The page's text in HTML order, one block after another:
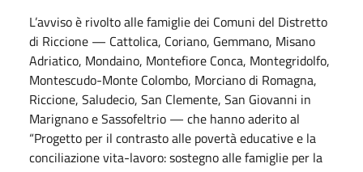
L’avviso è rivolto alle famiglie dei Comuni del Distretto
di Riccione — Cattolica, Coriano, Gemmano, Misano
Adriatico, Mondaino, Montefiore Conca, Montegridolfo,
Montescudo-Monte Colombo, Morciano di Romagna,
Riccione, Saludecio, San Clemente, San Giovanni in
Marignano e Sassofeltrio — che hanno aderito al
“Progetto per il contrasto alle povertà educative e la
conciliazione vita-lavoro: sostegno alle famiglie per la